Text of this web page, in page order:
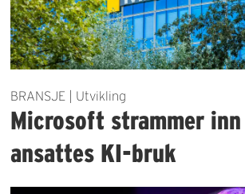
BRANSJE | Utvikling
Microsoft strammer inn
ansattes KI-bruk